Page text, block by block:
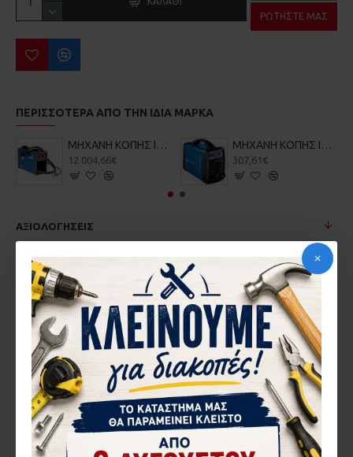
ΡΩΤΉΣΤΕ ΜΑΣ
ΠΕΡΙΣΣΌΤΕΡΑ ΑΠΌ ΤΗΝ ΙΔΙΑ ΜΆΡΚΑ
MΗΧΑΝΗ ΚΟΠΗΣ INVERTER PLASMA 3.1KVA 10mm CEMONT SHARP 10
12.004,66€
MΗΧΑΝΗ ΚΟΠΗΣ INVERTER PLASMA 6.9KVA 12mm ARCMAX MAX CUT50
307,61€
ΑΞΙΟΛΟΓΉΣΕΙΣ
ΓΡΆΨΤΕ ΜΙΑ ΑΞΙΟΛΌΓΗΣΗ
Το Όνομα σας
Η Αξιολόγηση σας
Σημείωση:η HTML δεν επεξεργάζεται!